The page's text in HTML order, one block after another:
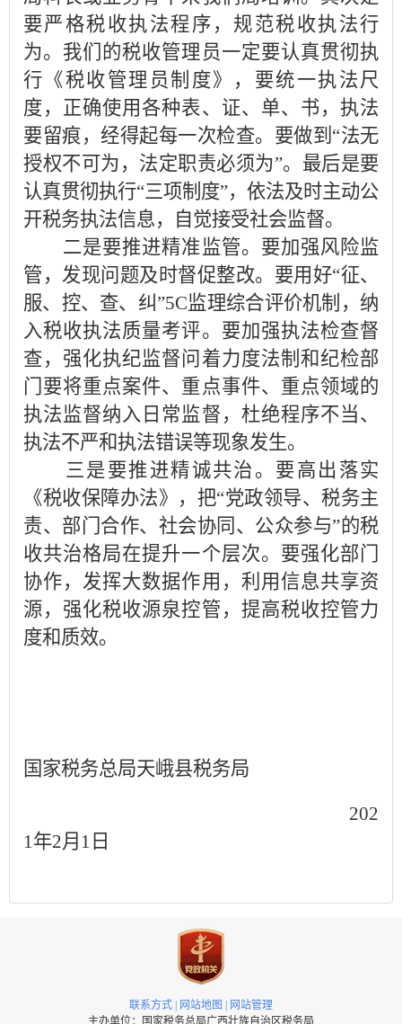
要严格税收执法程序，规范税收执法行
为。我们的税收管理员一定要认真贯彻执
行《税收管理员制度》，要统一执法尺
度，正确使用各种表、证、单、书，执法
要留痕，经得起每一次检查。要做到“法无
授权不可为，法定职责必须为”。最后是要
认真贯彻执行“三项制度”，依法及时主动公
开税务执法信息，自觉接受社会监督。
二是要推进精准监管。要加强风险监
管，发现问题及时督促整改。要用好“征、
服、控、查、纠”5C监理综合评价机制，纳
入税收执法质量考评。要加强执法检查督
查，强化执纪监督问着力度法制和纪检部
门要将重点案件、重点事件、重点领域的
执法监督纳入日常监督，杜绝程序不当、
执法不严和执法错误等现象发生。
三是要推进精诚共治。要高出落实
《税收保障办法》，把“党政领导、税务主
责、部门合作、社会协同、公众参与”的税
收共治格局在提升一个层次。要强化部门
协作，发挥大数据作用，利用信息共享资
源，强化税收源泉控管，提高税收控管力
度和质效。
国家税务总局天峨县税务局
202
1年2月1日
联系方式 | 网站地图 | 网站管理
主办单位：国家税务总局广西壮族自治区税务局